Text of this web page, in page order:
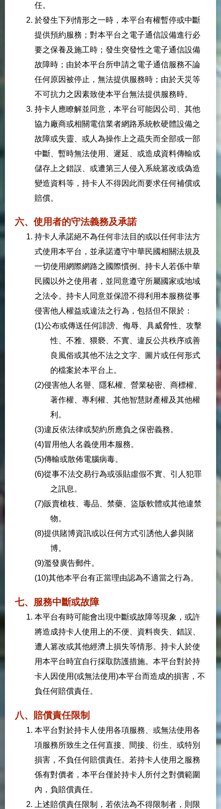
任。
於發生下列情形之一時，本平台有權暫停或中斷
提供預約服務；對本平台之電子通信設備進行必
要之保養及施工時；發生突發性之電子通信設備
故障時；由於本平台所申請之電子通信服務不論
任何原因被停止，無法提供服務時；由於天災等
不可抗力之因素致使本平台無法提供服務時。
持卡人應瞭解並同意，本平台可能因公司、其他
協力廠商或相關電信業者網路系統軟硬體設備之
故障或失靈、或人為操作上之疏失而全部或一部
中斷、暫時無法使用、遲延、或造成資料傳輸或
儲存上之錯誤、或遭第三人侵入系統篡改或偽造
變造資料等，持卡人不得因此而要求任何補償或
賠償。
六、使用者的守法義務及承諾
持卡人承諾絕不為任何非法目的或以任何非法方
式使用本平台，並承諾遵守中華民國相關法規及
一切使用網際網路之國際慣例。持卡人若係中華
民國以外之使用者，並同意遵守所屬國家或地域
之法令。持卡人同意並保證不得利用本服務從事
侵害他人權益或違法之行為，包括但不限於：
(1)公布或傳送任何誹謗、侮辱、具威脅性、攻擊
性、不雅、猥褻、不實、違反公共秩序或善
良風俗或其他不法之文字、圖片或任何形式
的檔案於本平台上。
(2)侵害他人名譽、隱私權、營業秘密、商標權、
著作權、專利權、其他智慧財產權及其他權
利。
(3)違反依法律或契約所應負之保密義務。
(4)冒用他人名義使用本服務。
(5)傳輸或散佈電腦病毒。
(6)從事不法交易行為或張貼虛假不實、引人犯罪
之訊息。
(7)販賣槍枝、毒品、禁藥、盜版軟體或其他違禁
物。
(8)提供賭博資訊或以任何方式引誘他人參與賭
博。
(9)濫發廣告郵件。
(10)其他本平台有正當理由認為不適當之行為。
七、服務中斷或故障
本平台有時可能會出現中斷或故障等現象，或許
將造成持卡人使用上的不便、資料喪失、錯誤、
遭人篡改或其他經濟上損失等情形。持卡人於使
用本平台時宜自行採取防護措施。本平台對於持
卡人因使用(或無法使用)本平台而造成的損害，不
負任何賠償責任。
八、賠償責任限制
本平台對於持卡人使用各項服務、或無法使用各
項服務所致生之任何直接、間接、衍生、或特別
損害，不負任何賠償責任。若持卡人使用之服務
係有對價者，本平台僅於持卡人所付之對價範圍
內，負賠償責任。
上述賠償責任限制，若依法為不得限制者，則限